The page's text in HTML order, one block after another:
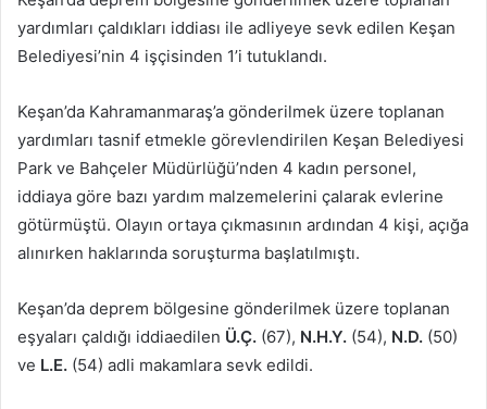
yardımları çaldıkları iddiası ile adliyeye sevk edilen Keşan
Belediyesi’nin 4 işçisinden 1’i tutuklandı.
Keşan’da Kahramanmaraş’a gönderilmek üzere toplanan
yardımları tasnif etmekle görevlendirilen Keşan Belediyesi
Park ve Bahçeler Müdürlüğü’nden 4 kadın personel,
iddiaya göre bazı yardım malzemelerini çalarak evlerine
götürmüştü. Olayın ortaya çıkmasının ardından 4 kişi, açığa
alınırken haklarında soruşturma başlatılmıştı.
Keşan’da deprem bölgesine gönderilmek üzere toplanan
eşyaları çaldığı iddiaedilen Ü.Ç. (67), N.H.Y. (54), N.D. (50)
ve L.E. (54) adli makamlara sevk edildi.